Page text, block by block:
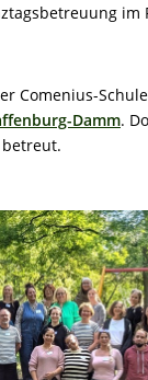
im
Comenius-
Damm.